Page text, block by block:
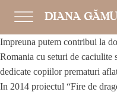
DIANA
Impreuna putem contribui la
Romania cu seturi de caciulite
dedicate copiilor prematuri
In 2014 proiectul “Fire de